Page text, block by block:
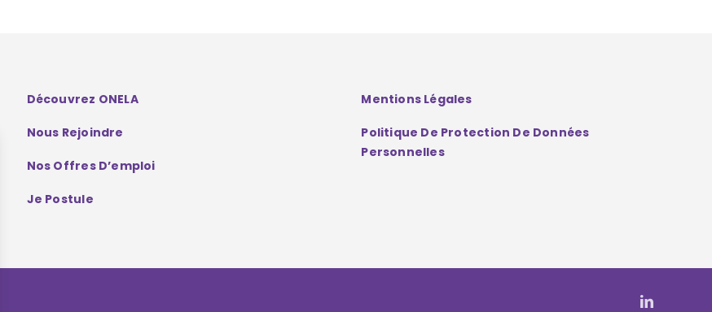
Découvrez ONELA
Nous Rejoindre
Nos Offres D’emploi
Je Postule
Mentions Légales
Politique De Protection De Données
Personnelles
LinkedIn